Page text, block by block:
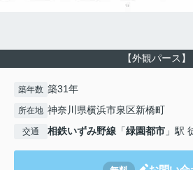
【外観パース】
築年数 築31年
所在地 神奈川県横浜市泉区新橋町
交通 相鉄いずみ野線 「緑園都市 」駅